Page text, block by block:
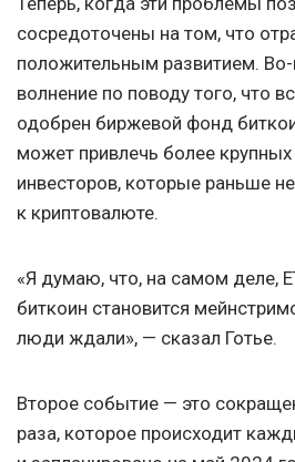
сосредоточены на том, что
положительным развитием.
волнение по поводу того, что
одобрен биржевой фонд
может привлечь более
инвесторов, которые раньше
к криптовалюте.
«Я думаю, что, на самом деле,
биткоин становится
люди ждали», — сказал Готье.
Второе событие — это
раза, которое происходит